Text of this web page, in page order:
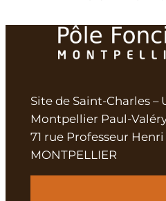
Site de Saint-Charles –
Montpellier Paul-
71 rue Professeur
MONTPELLIER